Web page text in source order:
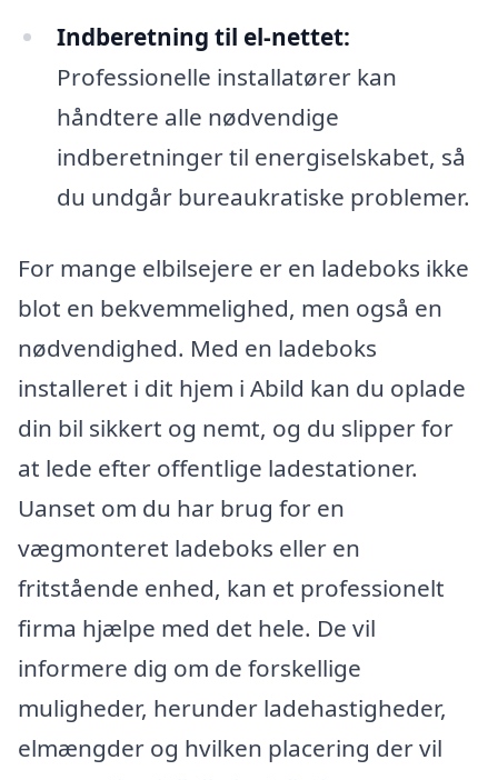
Indberetning til el-nettet:
Professionelle installatører kan
håndtere alle nødvendige
indberetninger til energiselskabet, så
du undgår bureaukratiske problemer.
For mange elbilsejere er en ladeboks ikke
blot en bekvemmelighed, men også en
nødvendighed. Med en ladeboks
installeret i dit hjem i Abild kan du oplade
din bil sikkert og nemt, og du slipper for
at lede efter offentlige ladestationer.
Uanset om du har brug for en
vægmonteret ladeboks eller en
fritstående enhed, kan et professionelt
firma hjælpe med det hele. De vil
informere dig om de forskellige
muligheder, herunder ladehastigheder,
elmængder og hvilken placering der vil